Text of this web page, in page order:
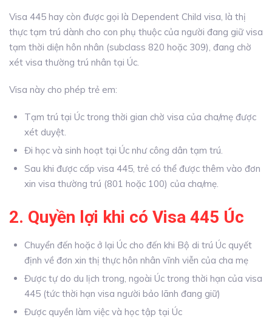
Visa 445 hay còn được gọi là Dependent Child visa, là thị
thực tạm trú dành cho con phụ thuộc của người đang giữ visa
tạm thời diện hôn nhân (subclass 820 hoặc 309), đang chờ
xét visa thường trú nhân tại Úc.
Visa này cho phép trẻ em:
Tạm trú tại Úc trong thời gian chờ visa của cha/mẹ được
xét duyệt.
Đi học và sinh hoạt tại Úc như công dân tạm trú.
Sau khi được cấp visa 445, trẻ có thể được thêm vào đơn
xin visa thường trú (801 hoặc 100) của cha/mẹ.
2. Quyền lợi khi có Visa 445 Úc
Chuyển đến hoặc ở lại Úc cho đến khi Bộ di trú Úc quyết
định về đơn xin thị thực hôn nhân vĩnh viễn của cha mẹ
Được tự do du lịch trong, ngoài Úc trong thời hạn của visa
445 (tức thời hạn visa người bảo lãnh đang giữ)
Được quyền làm việc và học tập tại Úc